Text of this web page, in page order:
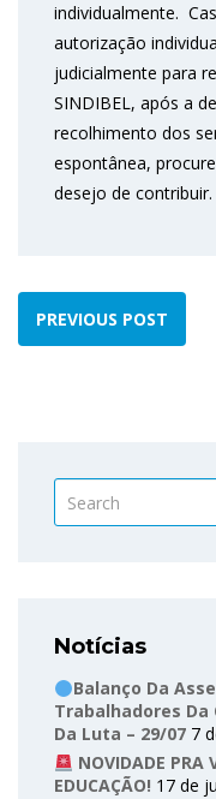
individualmente.
autorização
judicialmente para
SINDIBEL, após a
recolhimento dos
espontânea,
desejo de contribuir.
PREVIOUS POST
Notícias
Balanço Da
Trabalhadores Da
Da Luta – 29/07 7
NOVIDADE PRA
EDUCAÇÃO! 17 de